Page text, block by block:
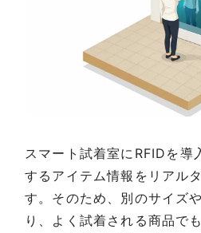
スマート試着室にRFIDを導
するアイテム情報をリアル
す。そのため、別のサイズ
り、よく試着される商品で